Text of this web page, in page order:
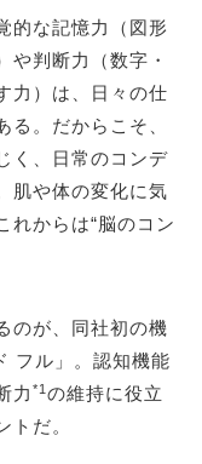
的な記憶力（図形
や判断力（数字・
力）は、日々の仕
。だからこそ、
く、日常のコンデ
肌や体の変化に気
れからは“脳のコン
のが、同社初の機
フル」。認知機能
力 *1 の維持に役立
トだ。